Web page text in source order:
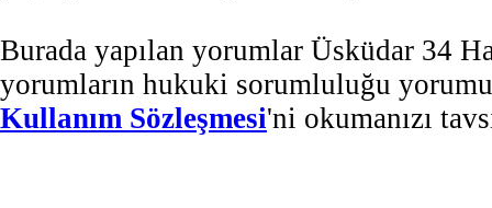
Burada yapılan yorumlar Üsküdar 34
yorumların hukuki sorumluluğu
Kullanım Sözleşmesi'ni okumanızı